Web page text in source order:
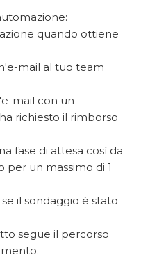
quando ottiene
mail al tuo team
mail con un
richiesto il rimborso
fase di attesa così da
per un massimo di 1
il sondaggio è stato
segue il percorso